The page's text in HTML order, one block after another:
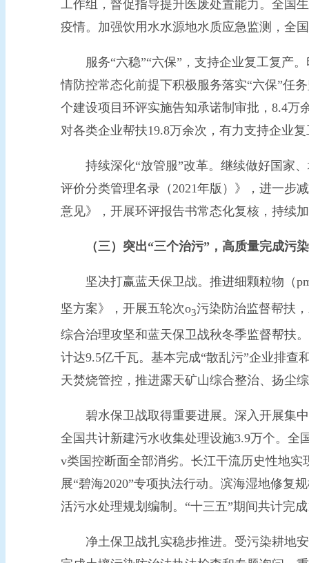
工作组，督促指导提升医废处置能力。全国
疫情。加强饮用水水源地水质应急监测，全
服务“六稳”“六保”，支持企业复工复产。
情防控常态化前提下积极服务落实“六保”任
个建设项目环评实施告知承诺制审批，8.4万
对各类企业帮扶19.8万余次，有力支持企业
持续深化“放管服”改革。继续做好国家、
评价分类管理名录（2021年版）》，进一步
意见》，开展环评报告书常态化复核，持续
（三）突出“三个治污”，高质量完成污
坚决打赢蓝天保卫战。推进细颗粒物（
坚方案》，开展五轮次o3污染防治监督帮扶
综合治理攻坚和蓝天保卫战秋冬季监督帮扶
计达9.5亿千瓦。基本完成“散乱污”企业排
天焚烧管控，推进露天矿山综合整治、扬尘
碧水保卫战取得重要进展。深入开展集中
全国共计新建污水收集处理设施3.9万个。全
v类国控断面全部消劣。长江干流历史性地实
展“碧海2020”专项执法行动。滨海湿地修复
活污水处理规划编制。“十三五”期间共计完
净土保卫战扎实稳步推进。受污染耕地安